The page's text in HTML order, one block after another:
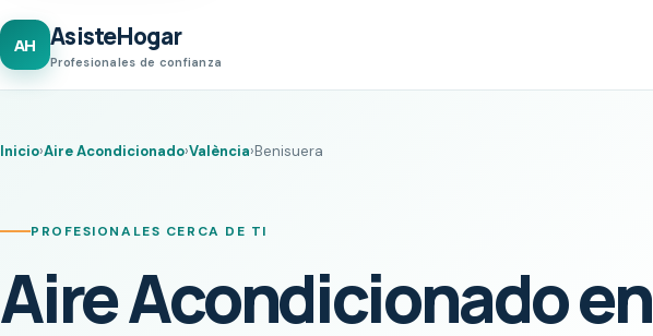
AH AsisteHogar
Profesionales de confianza
Inicio›Aire Acondicionado›València›Benisuera
PROFESIONALES CERCA DE TI
Aire Acondicionado en